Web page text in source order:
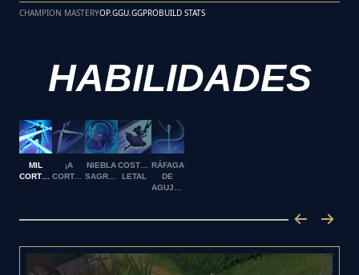
CHAMPION MASTERYOP.GGU.GGPROBUILD STATS
HABILIDADES
MIL
¡A
CORTAR!
NIEBLA COSTURA
LETAL
RÁFAGA
DE